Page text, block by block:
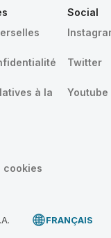
à la
cookies
Social
Twitter
Youtube
FRANÇAIS